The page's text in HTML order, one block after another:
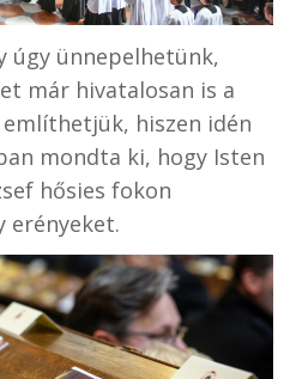
úgy ünnepelhetünk,
már hivatalosan is a
hiszen idén
mondta ki, hogy Isten
hősies fokon
erényeket.